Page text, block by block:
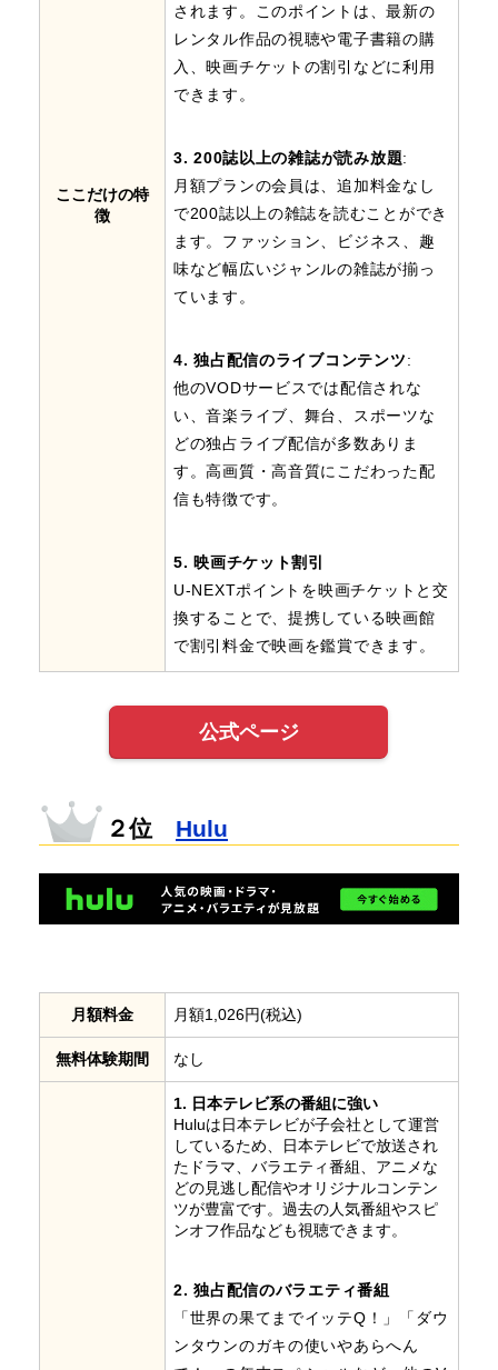
ここだけの特
徴
されます。このポイントは、最新の
レンタル作品の視聴や電子書籍の購
入、映画チケットの割引などに利用
できます。
3. 200誌以上の雑誌が読み放題:
月額プランの会員は、追加料金なし
で200誌以上の雑誌を読むことができ
ます。ファッション、ビジネス、趣
味など幅広いジャンルの雑誌が揃っ
ています。
4. 独占配信のライブコンテンツ:
他のVODサービスでは配信されな
い、音楽ライブ、舞台、スポーツな
どの独占ライブ配信が多数ありま
す。高画質・高音質にこだわった配
信も特徴です。
5. 映画チケット割引
U-NEXTポイントを映画チケットと交
換することで、提携している映画館
で割引料金で映画を鑑賞できます。
公式ページ
２位 Hulu
月額料金 月額1,026円(税込)
無料体験期間 なし
1. 日本テレビ系の番組に強い
Huluは日本テレビが子会社として運営
しているため、日本テレビで放送され
たドラマ、バラエティ番組、アニメな
どの見逃し配信やオリジナルコンテン
ツが豊富です。過去の人気番組やスピ
ンオフ作品なども視聴できます。
2. 独占配信のバラエティ番組
「世界の果てまでイッテQ！」「ダウ
ンタウンのガキの使いやあらへん